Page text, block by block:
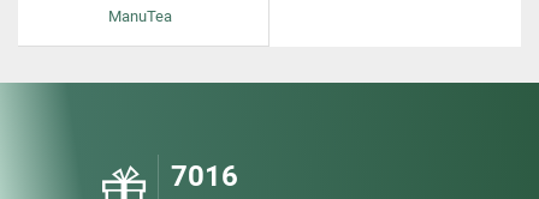
ManuTea
7016